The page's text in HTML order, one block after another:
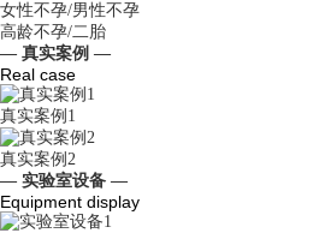
女性不孕/男性不孕
高龄不孕/二胎
— 真实案例 —
Real case
真实案例1
真实案例2
— 实验室设备 —
Equipment display